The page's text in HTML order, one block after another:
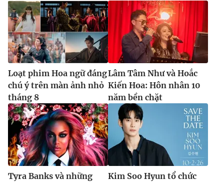
Loạt phim Hoa ngữ đáng
chú ý trên màn ảnh nhỏ
tháng 8
Lâm Tâm Như và Hoắc
Kiến Hoa: Hôn nhân 10
năm bền chặt
Tyra Banks và những
Kim Soo Hyun tổ chức